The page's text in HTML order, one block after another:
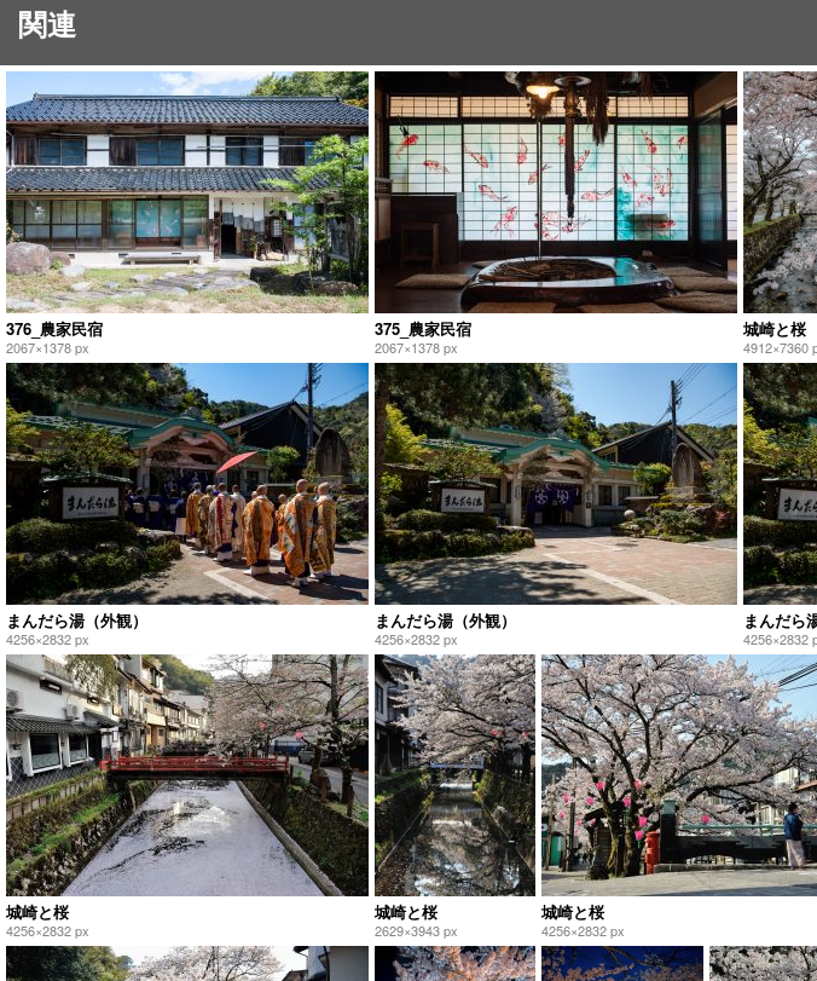
関連
376_農家民宿
2067×1378 px
375_農家民宿
2067×1378 px
城崎と桜
4912×7360
まんだら湯（外観）
4256×2832 px
まんだら湯（外観）
4256×2832 px
まんだら
4256×2832
城崎と桜
4256×2832 px
城崎と桜
2629×3943 px
城崎と桜
4256×2832 px